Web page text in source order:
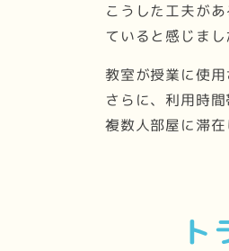
こうした工夫が
ていると感じまし
教室が授業に使
さらに、利用時
複数人部屋に滞
ト